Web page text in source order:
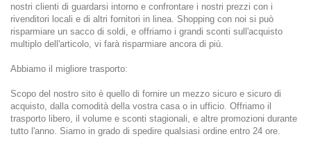
nostri clienti di guardarsi intorno e confrontare i nostri prezzi con i
rivenditori locali e di altri fornitori in linea. Shopping con noi si può
risparmiare un sacco di soldi, e offriamo i grandi sconti sull'acquisto
multiplo dell'articolo, vi farà risparmiare ancora di più.
Abbiamo il migliore trasporto:
Scopo del nostro sito è quello di fornire un mezzo sicuro e sicuro di
acquisto, dalla comodità della vostra casa o in ufficio. Offriamo il
trasporto libero, il volume e sconti stagionali, e altre promozioni durante
tutto l'anno. Siamo in grado di spedire qualsiasi ordine entro 24 ore.